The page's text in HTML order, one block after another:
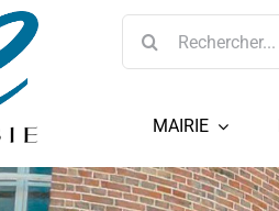
Rechercher:
MAIRIE